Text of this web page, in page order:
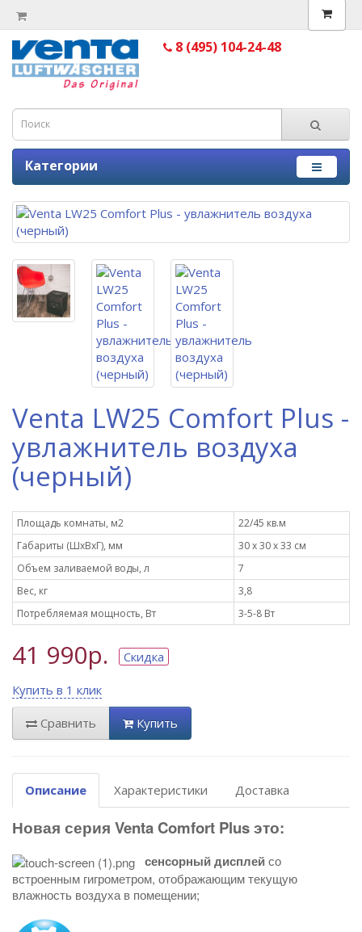
8 (495) 104-24-48
Категории
Venta LW25 Comfort Plus -
увлажнитель воздуха
(черный)
Площадь комнаты, м2
22/45 кв.м
Габариты (ШxВxГ), мм
30 х 30 х 33 см
Объем заливаемой воды, л
7
Вес, кг
3,8
Потребляемая мощность, Вт
3-5-8 Вт
41 990р. Скидка
Купить в 1 клик
Сравнить Купить
Описание Характеристики Доставка
Новая серия Venta Comfort Plus это:
сенсорный дисплейсо
встроенным гигрометром, отображающим текущую
влажность воздуха в помещении;